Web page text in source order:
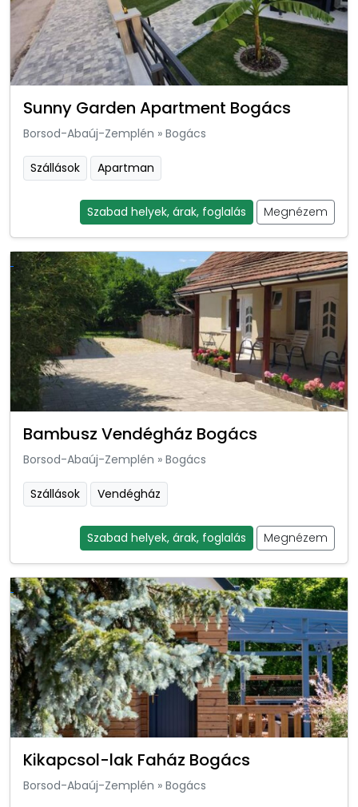
Sunny Garden Apartment Bogács
Borsod-Abaúj-Zemplén » Bogács
Szállások Apartman
Szabad helyek, árak, foglalás Megnézem
Bambusz Vendégház Bogács
Borsod-Abaúj-Zemplén » Bogács
Szállások Vendégház
Szabad helyek, árak, foglalás Megnézem
Kikapcsol-lak Faház Bogács
Borsod-Abaúj-Zemplén » Bogács